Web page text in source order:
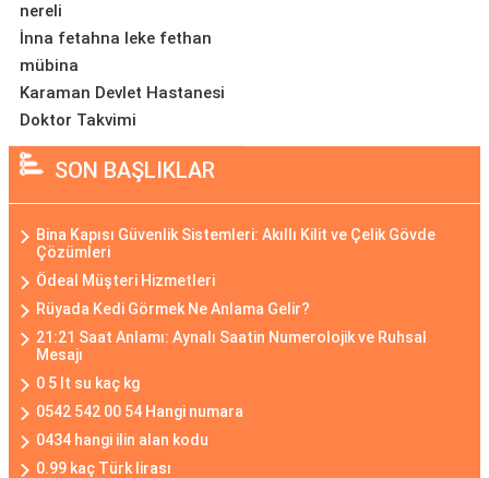
nereli
İnna fetahna leke fethan
mübina
Karaman Devlet Hastanesi
Doktor Takvimi
SON BAŞLIKLAR
Bina Kapısı Güvenlik Sistemleri: Akıllı Kilit ve Çelik Gövde
Çözümleri
Ödeal Müşteri Hizmetleri
Rüyada Kedi Görmek Ne Anlama Gelir?
21:21 Saat Anlamı: Aynalı Saatin Numerolojik ve Ruhsal
Mesajı
0 5 lt su kaç kg
0542 542 00 54 Hangi numara
0434 hangi ilin alan kodu
0.99 kaç Türk lirası